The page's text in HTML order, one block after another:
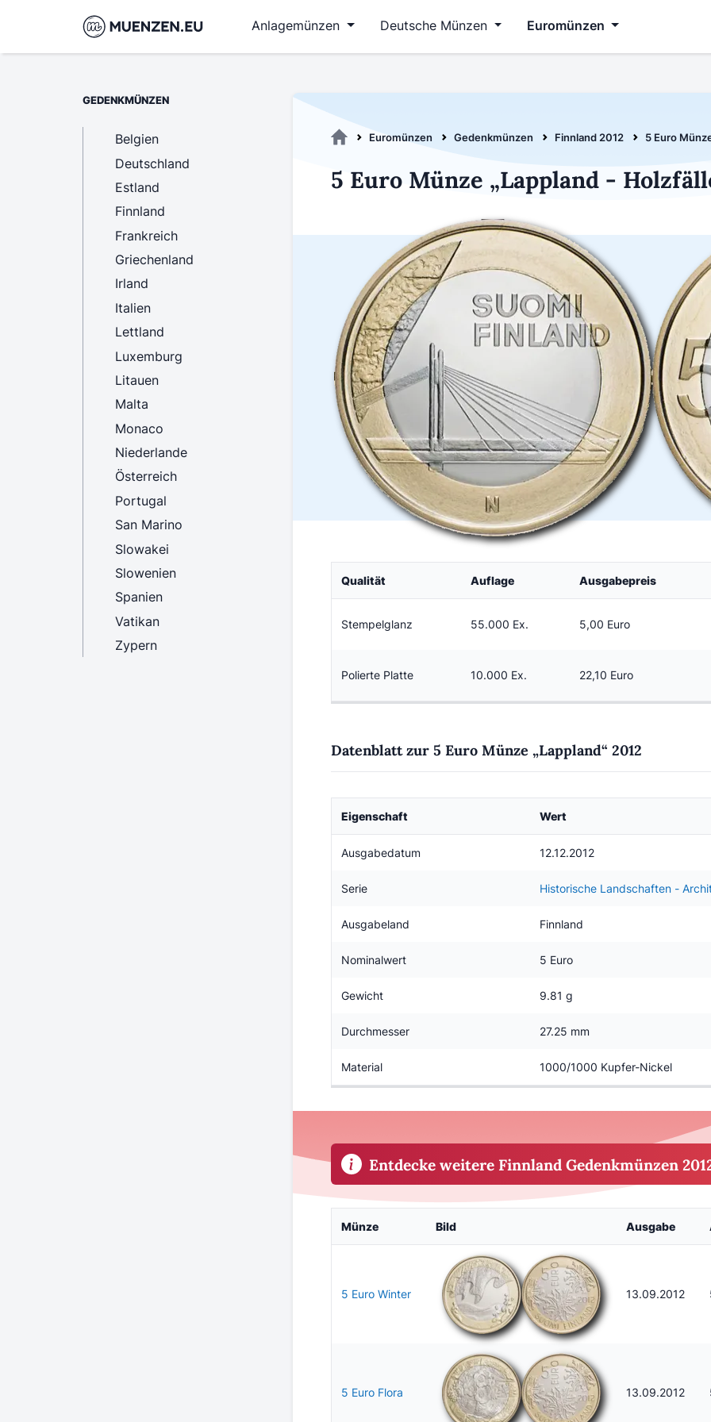
Anlagemünzen Deutsche Münzen Euromünzen
Euromünzen Gedenkmünzen Finnland 2012 5 Euro
5 Euro Münze „Lappland -
Qualität Auflage Ausgabepreis
Stempelglanz 55.000 Ex. 5,00 Euro
Polierte Platte 10.000 Ex. 22,10 Euro
Datenblatt zur 5 Euro Münze „Lappland“ 2012
Eigenschaft Wert
Ausgabedatum 12.12.2012
Serie Historische Landschaften -
Ausgabeland Finnland
Nominalwert 5 Euro
Gewicht 9.81 g
Durchmesser 27.25 mm
Material 1000/1000 Kupfer-Nickel
Entdecke weitere Finnland Gedenkmünzen
Münze Bild Ausgabe
5 Euro Winter 13.09.2012
5 Euro Flora 13.09.2012
GEDENKMÜNZEN
Belgien
Deutschland
Estland
Finnland
Frankreich
Griechenland
Irland
Italien
Lettland
Luxemburg
Litauen
Malta
Monaco
Niederlande
Österreich
Portugal
San Marino
Slowakei
Slowenien
Spanien
Vatikan
Zypern